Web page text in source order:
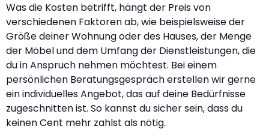
Was die Kosten betrifft, hängt der Preis von
verschiedenen Faktoren ab, wie beispielsweise der
Größe deiner Wohnung oder des Hauses, der Menge
der Möbel und dem Umfang der Dienstleistungen, die
du in Anspruch nehmen möchtest. Bei einem
persönlichen Beratungsgespräch erstellen wir gerne
ein individuelles Angebot, das auf deine Bedürfnisse
zugeschnitten ist. So kannst du sicher sein, dass du
keinen Cent mehr zahlst als nötig.